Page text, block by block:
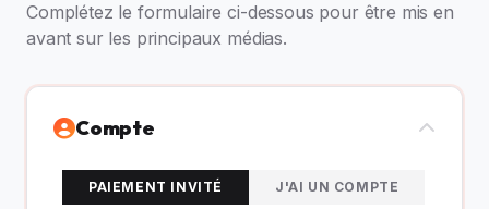
Complétez le formulaire ci-dessous pour être mis en
avant sur les principaux médias.
Compte
PAIEMENT INVITÉ J'AI UN COMPTE